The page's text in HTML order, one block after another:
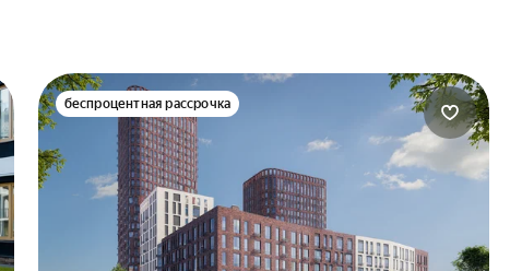
беспроцентная рассрочка